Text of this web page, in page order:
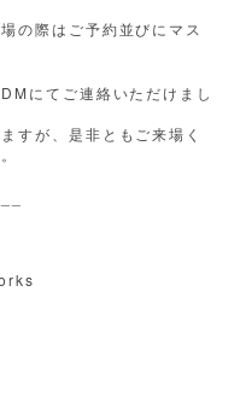
の際はご予約並びにマス
DM にてご連絡いただけまし
すが、是非ともご来場く